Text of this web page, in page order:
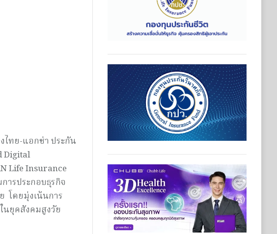
ไทย-แอกซ่า ประกัน
Digital
Life Insurance
ารประกอบธุรกิจ
โดยมุ่งเน้นการ
นยุคสังคมสูงวัย